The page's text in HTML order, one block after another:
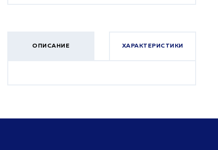
ОПИСАНИЕ ХАРАКТЕРИСТИКИ